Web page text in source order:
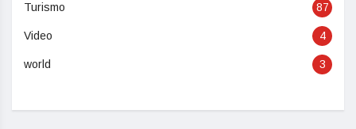
Turismo 87
Video 4
world 3